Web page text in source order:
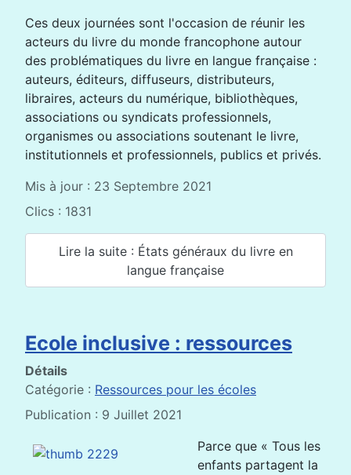
Ces deux journées sont l'occasion de réunir les
acteurs du livre du monde francophone autour
des problématiques du livre en langue française :
auteurs, éditeurs, diffuseurs, distributeurs,
libraires, acteurs du numérique, bibliothèques,
associations ou syndicats professionnels,
organismes ou associations soutenant le livre,
institutionnels et professionnels, publics et privés.
Mis à jour : 23 Septembre 2021
Clics : 1831
Lire la suite : États généraux du livre en
langue française
Ecole inclusive : ressources
Détails
Catégorie : Ressources pour les écoles
Publication : 9 Juillet 2021
Parce que « Tous les
enfants partagent la